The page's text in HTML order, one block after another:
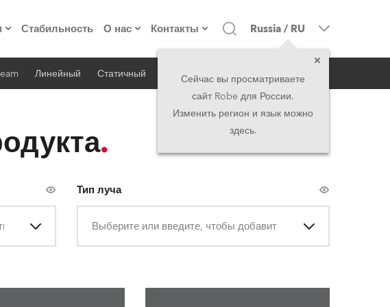
релизы
Стабильность О нас
о компании
Сделано в Европе
юридическая информация
Контакты
Головной офис
Головной офис
Asia and Pacific
Russia / RU
Сейчас вы просматриваете
сайт Robe для России.
Изменить регион и язык можно
здесь.
Линейный Статичный iSeries
Тип луча
Выберите или введите, чтобы добавить